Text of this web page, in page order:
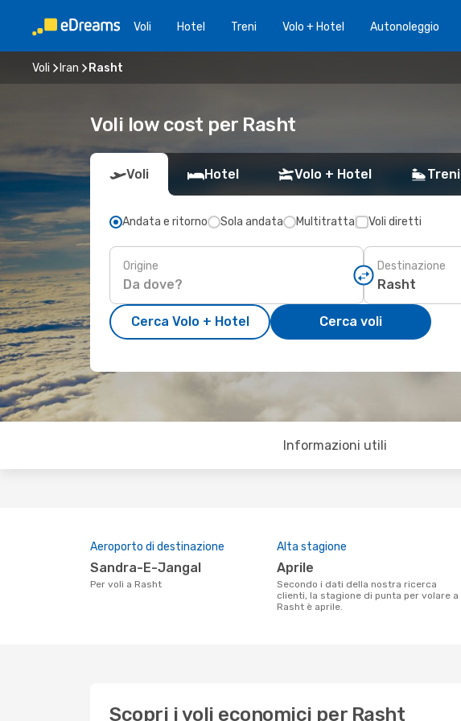
Voli Hotel Treni Volo + Hotel Autonoleggio
Voli Iran Rasht
Voli low cost per Rasht
Voli Hotel Volo + Hotel Treni
Andata e ritorno Sola andata Multitratta Voli diretti
Origine Destinazione
Cerca Volo + Hotel Cerca voli
Informazioni utili
Aeroporto di destinazione
Sandra-E-Jangal
Per voli a Rasht
Alta stagione
aprile
Secondo i dati della nostra ricerca
clienti, la stagione di punta per volare a
Rasht è aprile.
Scopri i voli economici per Rasht